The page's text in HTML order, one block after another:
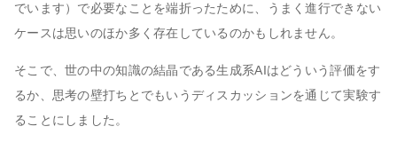
でいます）で必要なことを端折ったために、うまく進行できない
ケースは思いのほか多く存在しているのかもしれません。
そこで、世の中の知識の結晶である生成系AIはどういう評価をす
るか、思考の壁打ちとでもいうディスカッションを通じて実験す
ることにしました。